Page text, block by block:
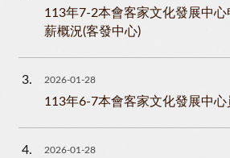
113年7-2本會客家文化發展中
薪概況(客發中心)
3 2026-01-28
113年6-7本會客家文化發展中心
4 2026-01-28